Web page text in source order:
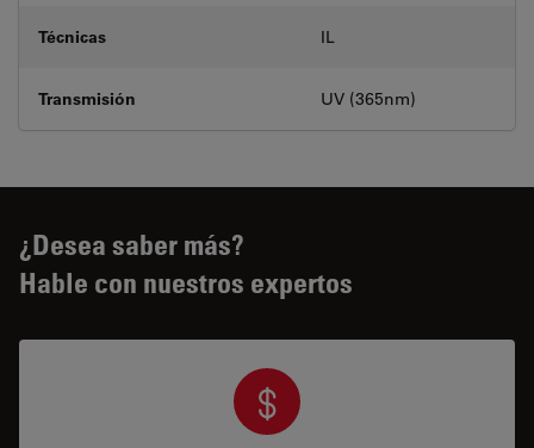
Técnicas IL
Transmisión UV (365nm)
¿Desea saber más?
Hable con nuestros expertos